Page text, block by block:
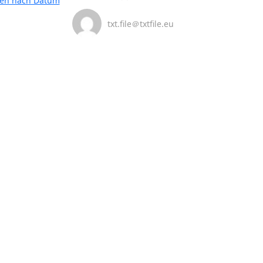
txt.file＠txtfile.eu